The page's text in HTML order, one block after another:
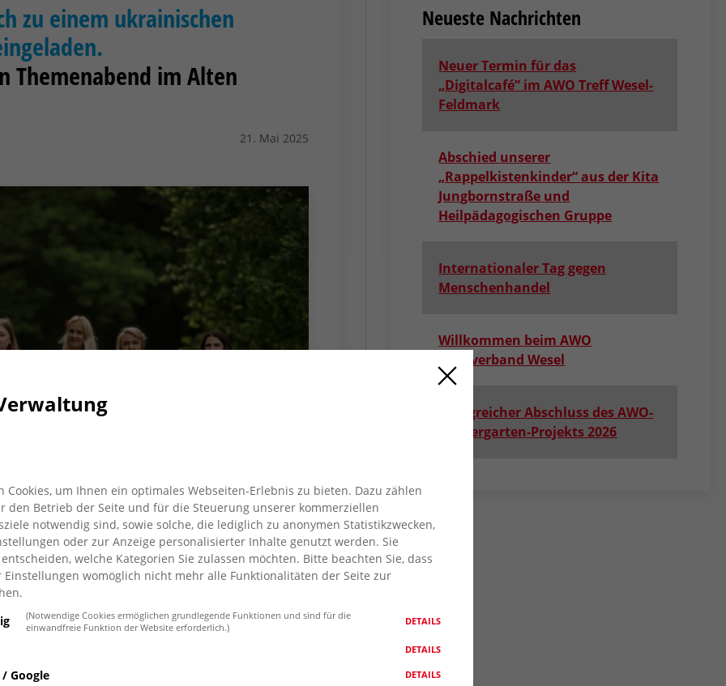
zu einem ukrainischen
Themenabend im Alten
21. Mai 2025
im Alten Landratsamt
russischen Großinvasion
Neueste Nachrichten
Neuer Termin für das
„Digitalcafé” im AWO Treff Wesel-
Feldmark
Abschied unserer
„Rappelkistenkinder“ aus der Kita
Jungbornstraße und
Heilpädagogischen Gruppe
Internationaler Tag gegen
Menschenhandel
Willkommen beim AWO
Kreisverband Wesel
Erfolgreicher Abschluss des AWO-
Zaubergarten-Projekts 2026
Cookies, um Ihnen ein optimales Webseiten-Erlebnis zu bieten. Dazu zählen
den Betrieb der Seite und für die Steuerung unserer kommerziellen
notwendig sind, sowie solche, die lediglich zu anonymen Statistikzwecken,
oder zur Anzeige personalisierter Inhalte genutzt werden. Sie
welche Kategorien Sie zulassen möchten. Bitte beachten Sie, dass
Einstellungen womöglich nicht mehr alle Funktionalitäten der Seite zur
(Notwendige Cookies ermöglichen grundlegende Funktionen und sind für die
einwandfreie Funktion der Website erforderlich.)
DETAILS
DETAILS
Google DETAILS